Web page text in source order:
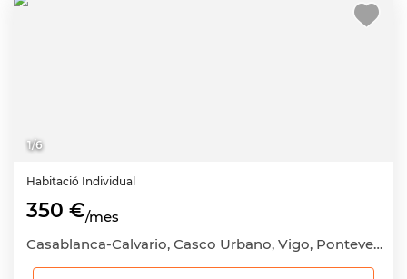
1/6
Habitació Individual
350 €/mes
Casablanca-Calvario, Casco Urbano, Vigo, Pontevedra